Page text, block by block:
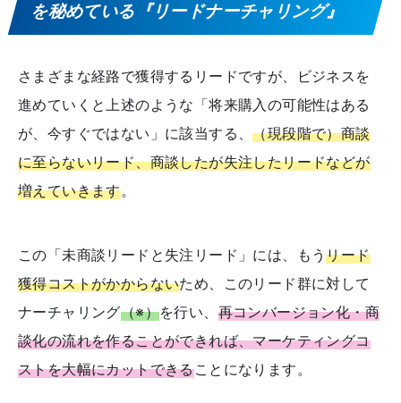
を秘めている『リードナーチャリング』
さまざまな経路で獲得するリードですが、ビジネスを
進めていくと上述のような「将来購入の可能性はある
が、今すぐではない」に該当する、（現段階で）商談
に至らないリード、商談したが失注したリードなどが
増えていきます。
この「未商談リードと失注リード」には、もうリード
獲得コストがかからないため、このリード群に対して
ナーチャリング（※）を行い、 再コンバージョン化・商
談化の流れを作ることができれば、マーケティングコ
ストを大幅にカットできることになります。